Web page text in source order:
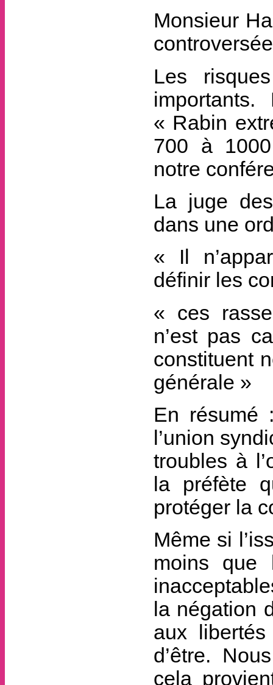
Monsieur
Les
« Rabin
700 à
notre
La juge
dans une
« Il
définir les
« ces
n’est pas
constituent
générale »
En résumé
l’union
troubles à
la préfète
protéger la
Même si
moins que
la négation
aux libertés
d’être.
cela